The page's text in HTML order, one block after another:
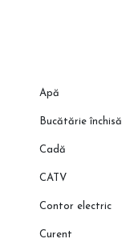
Apă
Bucătărie închisă
Cadă
CATV
Contor electric
Curent